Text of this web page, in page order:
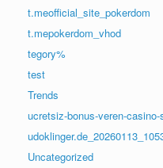
t.meofficial_site_pokerdom
t.mepokerdom_vhod
tegory%
test
Trends
ucretsiz-bonus-veren-
Uncategorized